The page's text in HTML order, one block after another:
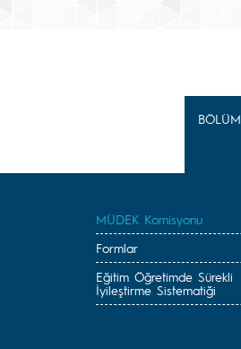
BÖLÜM
MÜDEK Komisyonu
Formlar
Eğitim Öğretimde Sürekli
İyileştirme Sistematiği